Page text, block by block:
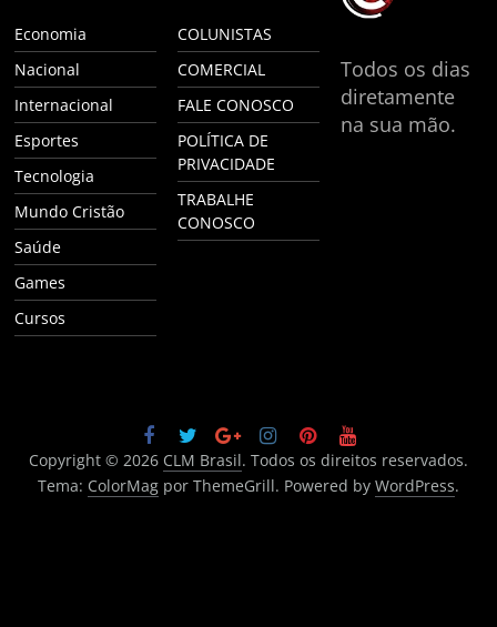
Economia
Nacional
Internacional
Esportes
Tecnologia
Mundo Cristão
Saúde
Games
Cursos
COLUNISTAS
COMERCIAL
FALE CONOSCO
POLÍTICA DE
PRIVACIDADE
TRABALHE
CONOSCO
Todos os dias
diretamente
na sua mão.
Copyright © 2026 CLM Brasil. Todos os direitos reservados.
Tema: ColorMagpor ThemeGrill. Powered by WordPress.